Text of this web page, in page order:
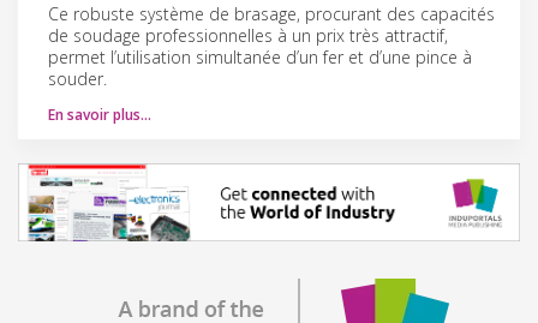
Ce robuste système de brasage, procurant des capacités
de soudage professionnelles à un prix très attractif,
permet l’utilisation simultanée d’un fer et d’une pince à
souder.
En savoir plus…